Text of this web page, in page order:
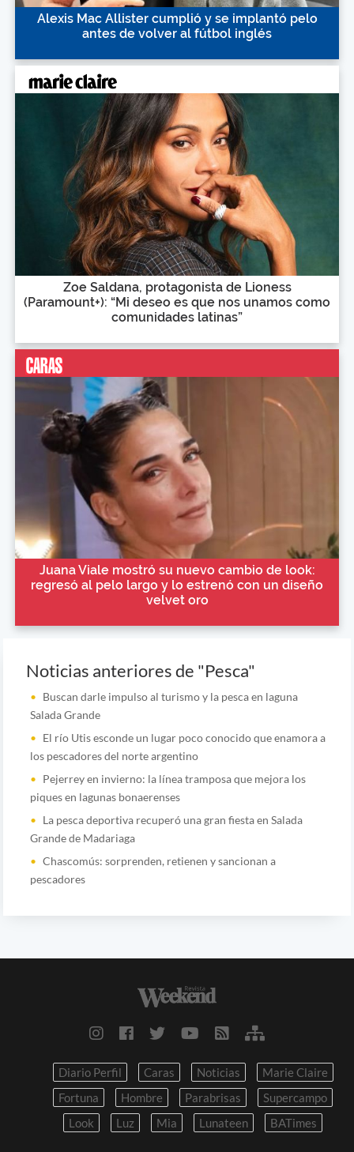
Alexis Mac Allister cumplió y se implantó pelo
antes de volver al fútbol inglés
Zoe Saldana, protagonista de Lioness
(Paramount+): “Mi deseo es que nos unamos como
comunidades latinas”
Juana Viale mostró su nuevo cambio de look:
regresó al pelo largo y lo estrenó con un diseño
velvet oro
Noticias anteriores de "Pesca"
Buscan darle impulso al turismo y la pesca en laguna
Salada Grande
El río Utis esconde un lugar poco conocido que enamora a
los pescadores del norte argentino
Pejerrey en invierno: la línea tramposa que mejora los
piques en lagunas bonaerenses
La pesca deportiva recuperó una gran fiesta en Salada
Grande de Madariaga
Chascomús: sorprenden, retienen y sancionan a
pescadores
Diario Perfil Caras Noticias
Marie Claire
Fortuna
Hombre Parabrisas
Supercampo
Look
Luz Mia Lunateen BATimes